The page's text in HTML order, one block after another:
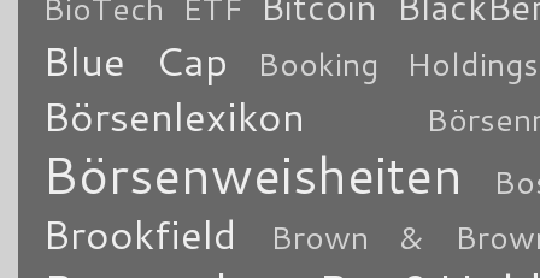
Blue Cap Booking Holdings
Börsenlexikon
Börsenweisheiten
Brookfield Brown &